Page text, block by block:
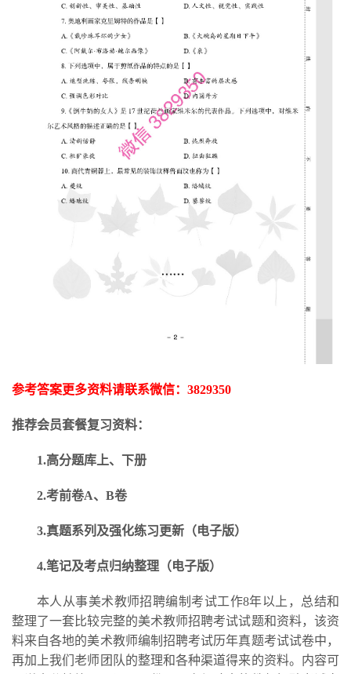
参考答案更多资料请联系微信： 3829350
推荐会员套餐复习资料：
1.高分题库上、下册
2.考前卷A、B卷
3.真题系列及强化练习更新 （电子版）
4.笔记及考点归纳整理（电子版）
本人从事美术教师招聘编制考试工作8年以上，总结和
整理了一套比较完整的美术教师招聘考试试题和资料，该资
料来自各地的美术教师编制招聘考试历年真题考试试卷中，
再加上我们老师团队的整理和各种渠道得来的资料。内容可